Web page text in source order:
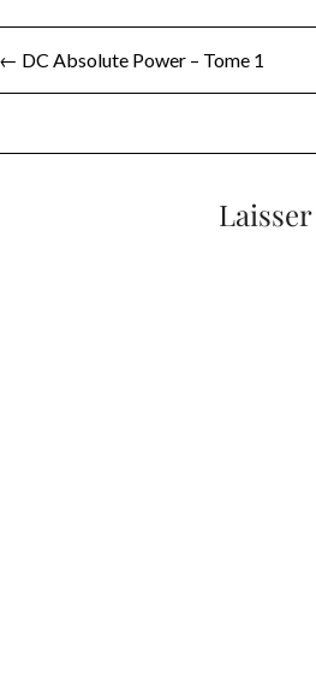
← DC Absolute Power – Tome 1